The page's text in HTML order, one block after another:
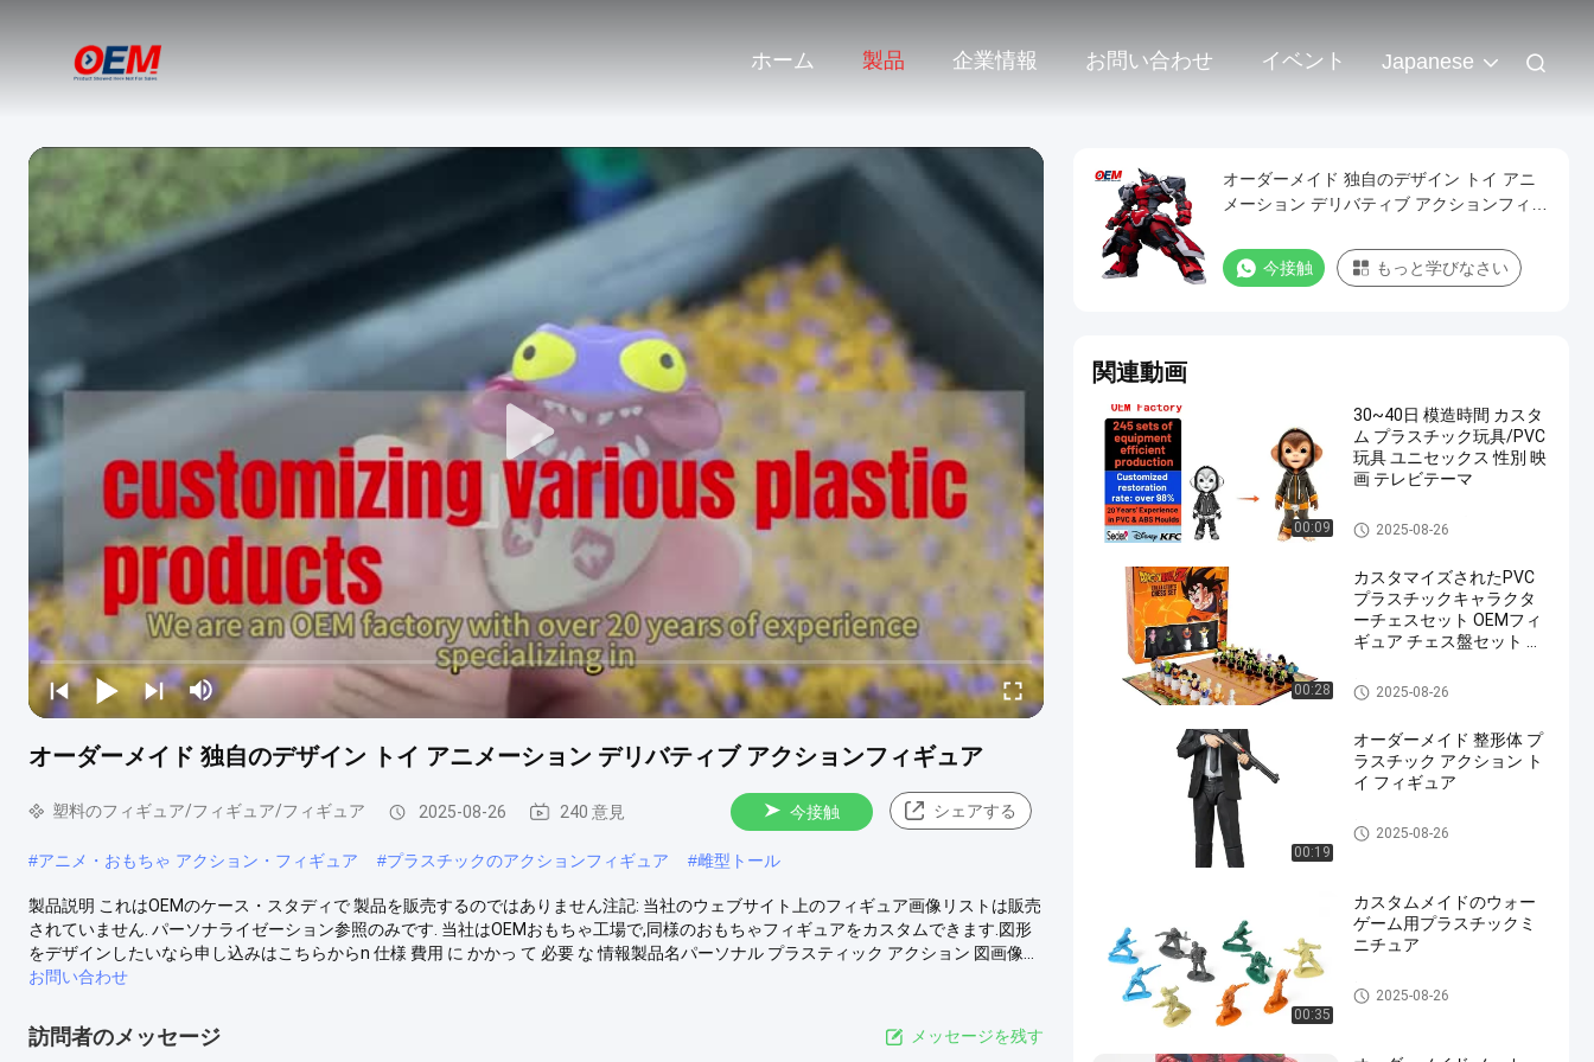
ホーム 製品 企業情報 お問い合わせ イベント Japanese
オーダーメイド 独自のデザイン トイ アニメーション デリバティブ アクションフィギュア
塑料のフィギュア/フィギュア/フィギュア 2025-08-26 240 意見 今接触 シェアする
#アニメ・おもちゃ アクション・フィギュア #プラスチックのアクションフィギュア #雌型トール
製品説明 これはOEMのケース・スタディで 製品を販売するのではありません注記: 当社のウェブサイト上のフィギュア画像リストは販売
されていません. パーソナライゼーション参照のみです. 当社はOEMおもちゃ工場で,同様のおもちゃフィギュアをカスタムできます.図形
をデザインしたいなら申し込みはこちらからn 仕様 費用 に かかっ て 必要 な 情報製品名パーソナル プラスティック アクション 図画像...
お問い合わせ
訪問者のメッセージ メッセージを残す
オーダーメイド 独自のデザイン トイ アニ
メーション デリバティブ アクションフィギ
今接触 もっと学びなさい
関連動画
00:09
30~40日 模造時間 カスタ
ム プラスチック玩具/PVC
玩具 ユニセックス 性別 映
画 テレビテーマ
オーダーメイドプラスチック
玩具/PVC玩具
2025-08-26
00:28
カスタマイズされたPVC
プラスチックキャラクタ
ーチェスセット OEMフィ
ギュア チェス盤セット 面
塑料のフィギュア/フィギュア/
フィギュア
2025-08-26
00:19
オーダーメイド 整形体 プ
ラスチック アクション ト
イ フィギュア
塑料のフィギュア/フィギュア/
フィギュア
2025-08-26
00:35
カスタムメイドのウォー
ゲーム用プラスチックミ
ニチュア
塑料のフィギュア/フィギュア/
フィギュア
2025-08-26